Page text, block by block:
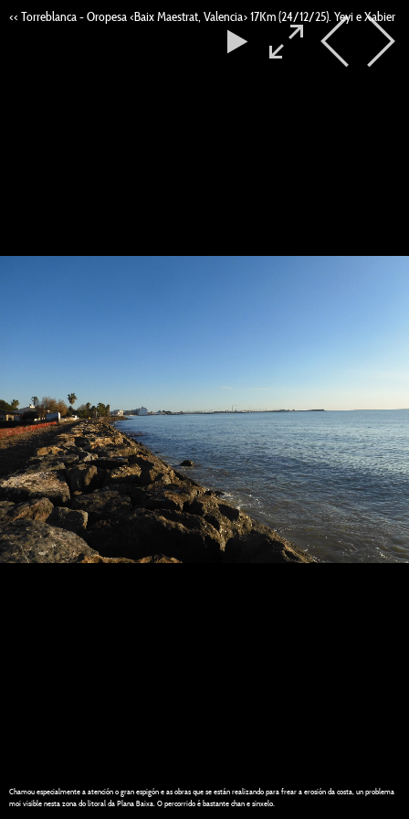
<< Torreblanca - Oropesa <Baix Maestrat, Valencia> 17Km (24/12/25). Yeyi e Xabier
Chamou especialmente a atención o gran espigón e as obras que se están realizando para frear a erosión da costa, un problema
moi visible nesta zona do litoral da Plana Baixa. O percorrido é bastante chan e sinxelo.